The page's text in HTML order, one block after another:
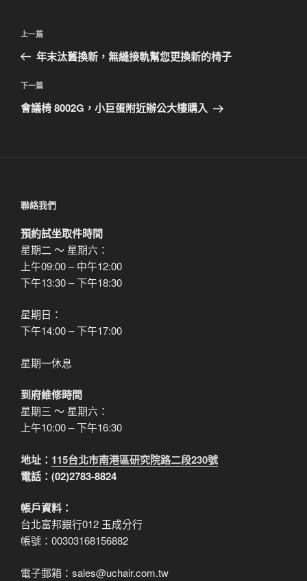
文
導
覽
上
一
文
章
上一篇
年末汰舊換新，無縫接軌幫您更換新的椅子
下
一
下一篇
會議椅 8002G，小巨蛋附近辦公大樓購入
聯絡我們
預約試坐取件時間
星期二 ～ 星期六：
上午09:00 – 中午12:00
下午13:30 – 下午18:30
星期日：
下午14:00 – 下午17:00
星期一休息
到府維修時間
星期三 ～ 星期六：
上午10:00 – 下午16:30
地址： 115台北市南港區研究院路二段230號
電話：(02)2783-8824
帳戶資料：
台北富邦銀行012 玉成分行
帳號：00303168156882
電子郵箱：sales@uchair.com.tw